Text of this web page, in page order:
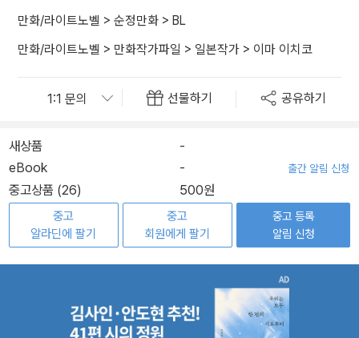
만화/라이트노벨 > 순정만화 > BL
만화/라이트노벨 > 만화작가파일 > 일본작가 > 이마 이치코
선물하기 공유하기
새상품
-
eBook
- 출간 알림 신청
중고상품 (26) 500원
중고
알라딘에 팔기
중고
회원에게 팔기
중고 등록
알림 신청